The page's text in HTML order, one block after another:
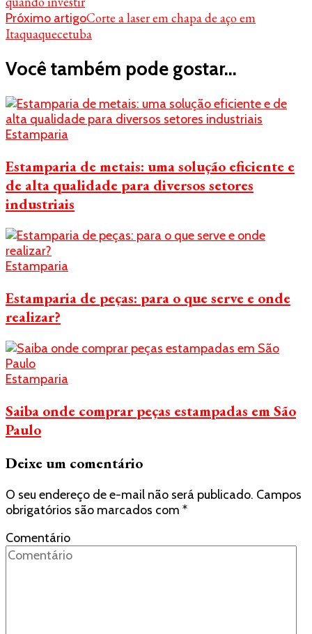
de
post
Próximo artigoCorte a laser em chapa de aço em
Itaquaquecetuba
Você também pode gostar...
Estamparia
Estamparia de metais: uma solução eficiente e
de alta qualidade para diversos setores
industriais
Estamparia
Estamparia de peças: para o que serve e onde
realizar?
Estamparia
Saiba onde comprar peças estampadas em São
Paulo
Deixe um comentário
O seu endereço de e-mail não será publicado. Campos
obrigatórios são marcados com *
Comentário